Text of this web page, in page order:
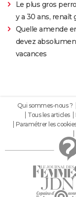
Le plus gros
y a 30 ans, renaît
Quelle amende
devez
vacances
Qui sommes-nous ?
Tous les articles
Paramétrer les